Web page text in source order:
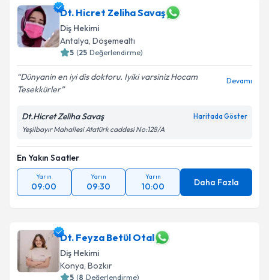
Dt. Hicret Zeliha Savaş
Diş Hekimi
Antalya, Döşemealtı
5 (25 Değerlendirme)
Dünyanin en iyi dis doktoru. Iyiki varsiniz Hocam
Tesekkürler
Devamı
Dt.Hicret Zeliha Savaş Haritada Göster
Yeşilbayır Mahallesi Atatürk caddesi No:128/A
En Yakın Saatler
Yarın
09:00
Yarın
09:30
Yarın
10:00 Daha Fazla
Dt. Feyza Betül Otal
Diş Hekimi
Konya, Bozkır
5 (8 Değerlendirme)